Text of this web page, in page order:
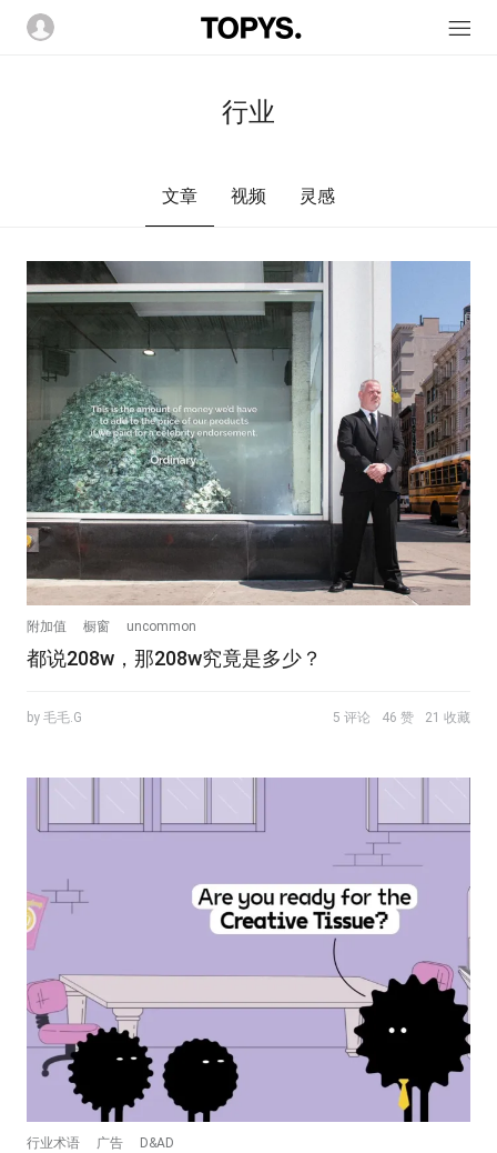
行业
文章 视频 灵感
附加值 橱窗 uncommon
都说208w，那208w究竟是多少？
by 毛毛.G 5 评论 46 赞 21 收藏
行业术语 广告 D&AD